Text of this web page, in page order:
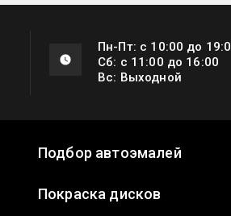
Пн-Пт: с 10:00 до
Сб: с 11:00 до 16:00
Вс: Выходной
Подбор автоэмалей
Покраска дисков